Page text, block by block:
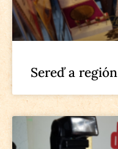
Sereď a región